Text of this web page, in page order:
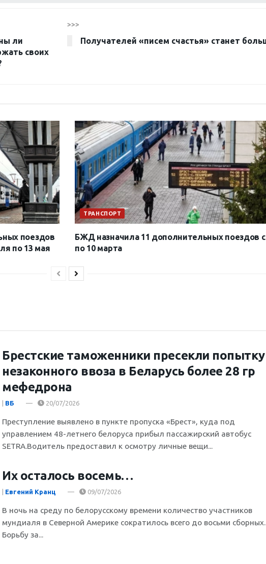
ли
своих
>>>
Получателей «писем счастья» станет
поездов
по 13 мая
ТРАНСПОРТ
БЖД назначила 11 дополнительных поездов с
по 10 марта
Брестские таможенники пресекли попытку
незаконного ввоза в Беларусь более 28 гр
мефедрона
| ВБ 20/07/2026
Преступление выявлено в пункте пропуска «Брест», куда под
управлением 48-летнего белоруса прибыл пассажирский автобус
SETRA.Водитель предоставил к осмотру личные вещи...
Их осталось восемь…
| Евгений Кранц 09/07/2026
В ночь на среду по белорусскому времени количество участников
мундиаля в Северной Америке сократилось всего до восьми сборных.
Борьбу за...